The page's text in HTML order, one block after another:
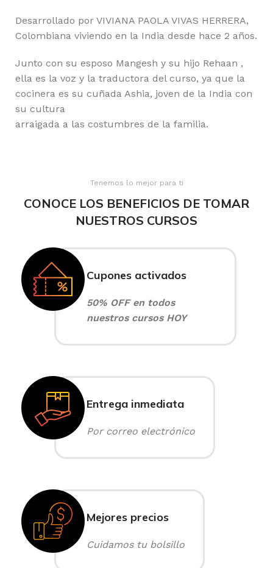
Desarrollado por VIVIANA PAOLA VIVAS HERRERA,
Colombiana viviendo en la India desde hace 2 años.
Junto con su esposo Mangesh y su hijo Rehaan ,
ella es la voz y la traductora del curso, ya que la
cocinera es su cuñada Ashia, joven de la India con
su cultura
arraigada a las costumbres de la familia.
Tenemos lo mejor para ti
CONOCE LOS BENEFICIOS DE TOMAR
NUESTROS CURSOS
Cupones activados
50% OFF en todos
nuestros cursos HOY
Entrega inmediata
Por correo electrónico
Mejores precios
Cuidamos tu bolsillo